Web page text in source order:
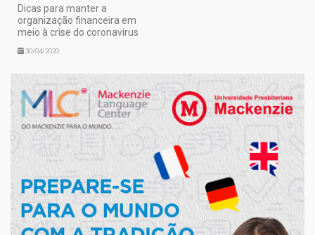
Dicas para manter a
organização financeira em
meio à crise do coronavírus
30/04/2020